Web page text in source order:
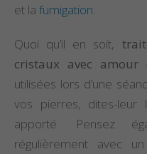
et la fumigation.
Quoi qu’il en soit,
cristaux avec amour
utilisées lors d’une
vos pierres, dites-leur
apporté. Pensez
régulièrement avec